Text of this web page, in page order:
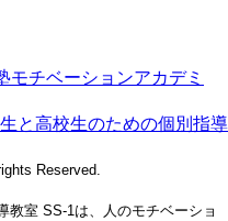
と高校生のための個別指導
Reserved.
教室 SS-1は、人のモチベーショ